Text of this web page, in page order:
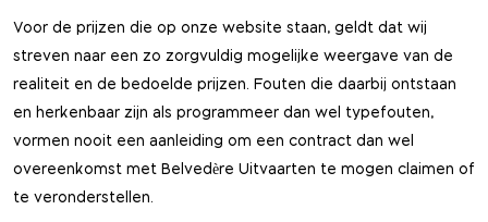
Voor de prijzen die op onze website staan, geldt dat wij
streven naar een zo zorgvuldig mogelijke weergave van de
realiteit en de bedoelde prijzen. Fouten die daarbij ontstaan
en herkenbaar zijn als programmeer dan wel typefouten,
vormen nooit een aanleiding om een contract dan wel
overeenkomst met Belvedère Uitvaarten te mogen claimen of
te veronderstellen.